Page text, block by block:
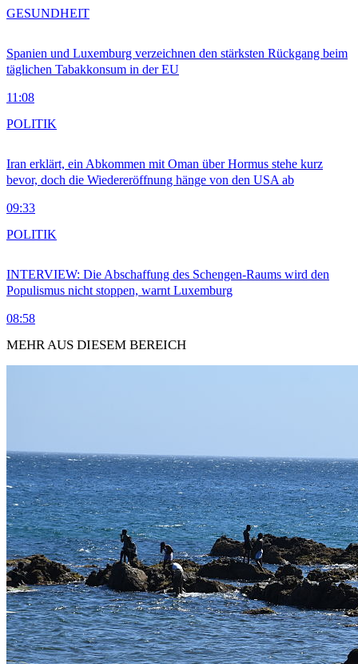
Spanien und Luxemburg verzeichnen den stärksten Rückgang beim
täglichen Tabakkonsum in der EU
11:08
GESUNDHEIT
Iran erklärt, ein Abkommen mit Oman über Hormus stehe kurz
bevor, doch die Wiedereröffnung hänge von den USA ab
09:33
POLITIK
INTERVIEW: Die Abschaffung des Schengen-Raums wird den
Populismus nicht stoppen, warnt Luxemburg
08:58
POLITIK
MEHR AUS DIESEM BEREICH